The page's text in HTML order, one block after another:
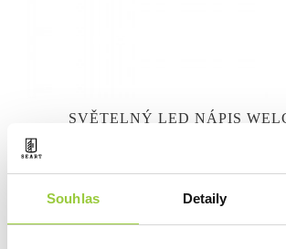
Souhlas Detaily
SVĚTELNÝ LED NÁPIS
1 190 Kč